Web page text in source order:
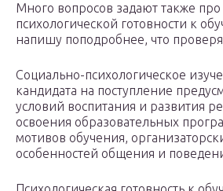
Много вопросов задают также
психологической готовности к
напишу поподробнее, что
Социально-психологическое
кандидата на поступление
условий воспитания и развития
освоения образовательных
мотивов обучения,
особенностей общения и